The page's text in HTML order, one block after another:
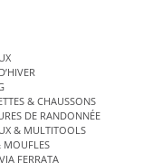
& CHAUSSONS
DE RANDONNÉE
& MULTITOOLS
MOUFLES
FERRATA